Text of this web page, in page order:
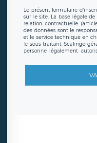
Le présent formulaire
sur le site. La base légale
relation contractuelle
des données sont le
et le service technique en
le sous-traitant Scalingo
personne légalement
offrant desclauses de
en sollicite la
demander la